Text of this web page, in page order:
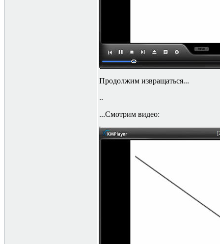
Продолжим извращаться...
..
...Смотрим видео: